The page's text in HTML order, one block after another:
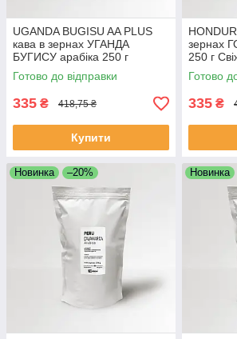
UGANDA BUGISU AA PLUS
кава в зернах УГАНДА
БУГИСУ арабіка 250 г
Свіжообсмажена кава
зернова Моносорт
Готово до відправки
335 ₴ 418,75 ₴
Купити
зернах
250 г
зернова
Готово
335 ₴
Новинка –20% Новинка